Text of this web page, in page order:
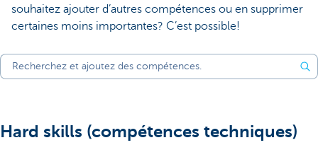
souhaitez ajouter d’autres compétences ou en supprimer
certaines moins importantes? C’est possible!
Hard skills (compétences techniques)